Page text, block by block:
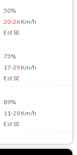
50%
20-26Km/h
Est SE
73%
17-29Km/h
Est SE
89%
11-29Km/h
Est SE